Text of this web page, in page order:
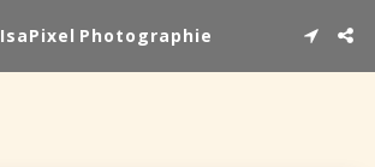
IsaPixel Photographie